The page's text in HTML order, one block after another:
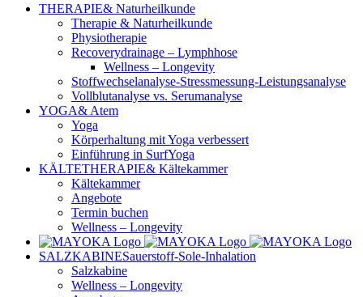
THERAPIE& Naturheilkunde
Therapie & Naturheilkunde
Physiotherapie
Recoverydrainage – Lymphhose
Wellness – Longevity
Stoffwechselanalyse-Stressmessung-Leistungsanalyse
Vollblutanalyse vs. Serumanalyse
YOGA& Atem
Yoga
Körperhaltung mit Yoga verbessert
Einführung in SurfYoga
KÄLTETHERAPIE& Kältekammer
Kältekammer
Angebote
Termin buchen
Wellness – Longevity
SALZKABINESauerstoff-Sole-Inhalation
Salzkabine
Wellness – Longevity